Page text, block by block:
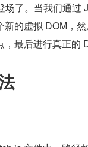
了。当我们通过
的虚拟 DOM，
最后进行真正的